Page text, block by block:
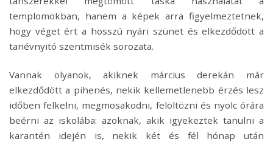
templomokban, hanem a képek arra figyelmeztetnek,
hogy véget ért a hosszú nyári szünet és elkezdődött a
tanévnyitó szentmisék sorozata.
Vannak olyanok, akiknek március derekán már
elkezdődött a pihenés, nekik kellemetlenebb érzés lesz
időben felkelni, megmosakodni, felöltözni és nyolc órára
beérni az iskolába: azoknak, akik igyekeztek tanulni a
karantén idején is, nekik két és fél hónap után